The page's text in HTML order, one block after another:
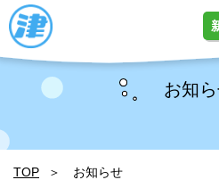
お知
TOP お知らせ